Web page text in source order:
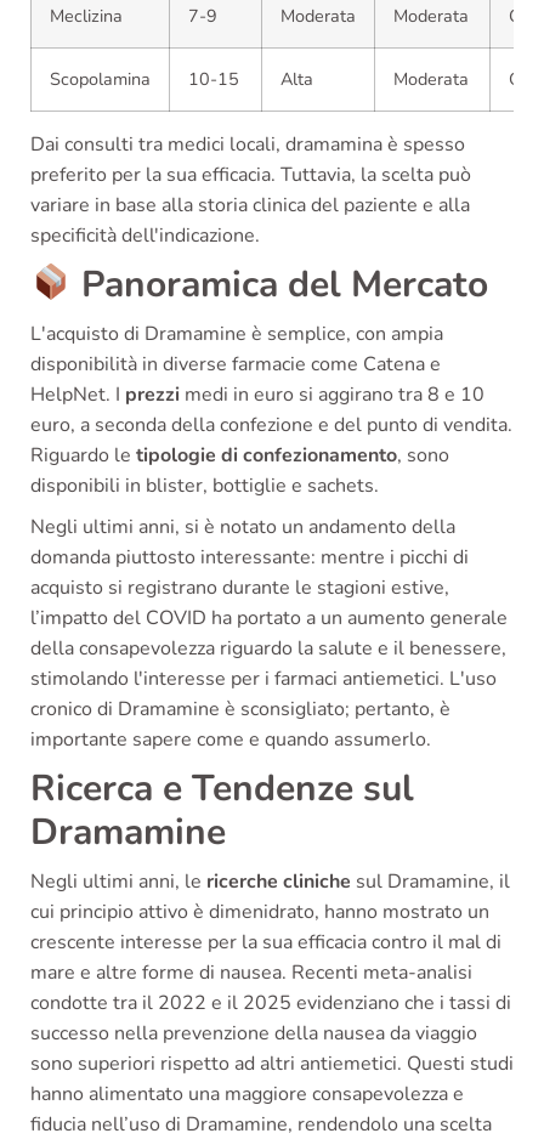
Meclizina 7-9 Moderata Moderata OTC
Scopolamina 10-15 Alta Moderata OTC
Dai consulti tra medici locali, dramamina è spesso
preferito per la sua efficacia. Tuttavia, la scelta può
variare in base alla storia clinica del paziente e alla
specificità dell'indicazione.
Panoramica del Mercato
L'acquisto di Dramamine è semplice, con ampia
disponibilità in diverse farmacie come Catena e
HelpNet. I prezzi medi in euro si aggirano tra 8 e 10
euro, a seconda della confezione e del punto di vendita.
Riguardo le tipologie di confezionamento, sono
disponibili in blister, bottiglie e sachets.
Negli ultimi anni, si è notato un andamento della
domanda piuttosto interessante: mentre i picchi di
acquisto si registrano durante le stagioni estive,
l’impatto del COVID ha portato a un aumento generale
della consapevolezza riguardo la salute e il benessere,
stimolando l'interesse per i farmaci antiemetici. L'uso
cronico di Dramamine è sconsigliato; pertanto, è
importante sapere come e quando assumerlo.
Ricerca e Tendenze sul
Dramamine
Negli ultimi anni, le ricerche cliniche sul Dramamine, il
cui principio attivo è dimenidrato, hanno mostrato un
crescente interesse per la sua efficacia contro il mal di
mare e altre forme di nausea. Recenti meta-analisi
condotte tra il 2022 e il 2025 evidenziano che i tassi di
successo nella prevenzione della nausea da viaggio
sono superiori rispetto ad altri antiemetici. Questi studi
hanno alimentato una maggiore consapevolezza e
fiducia nell’uso di Dramamine, rendendolo una scelta